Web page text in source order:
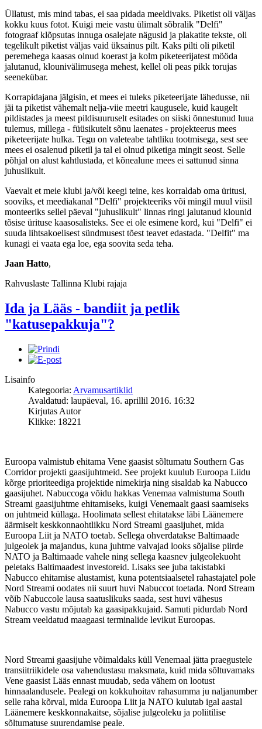
Üllatust, mis mind tabas, ei saa pidada meeldivaks. Piketist oli väljas
kokku kuus fotot. Kuigi meie vastu ülimalt sõbralik "Delfi"
fotograaf klõpsutas innuga osalejate nägusid ja plakatite tekste, oli
tegelikult piketist väljas vaid üksainus pilt. Kaks pilti oli piketil
peremehega kaasas olnud koerast ja kolm piketeerijatest mööda
jalutanud, klounivälimusega mehest, kellel oli peas pikk torujas
seenekübar.
Korrapidajana jälgisin, et mees ei tuleks piketeerijate lähedusse, nii
jäi ta piketist vähemalt nelja-viie meetri kaugusele, kuid kaugelt
pildistades ja meest pildisuuruselt esitades on siiski õnnestunud luua
tulemus, millega - füüsikutelt sõnu laenates - projekteerus mees
piketeerijate hulka. Tegu on valeteabe tahtliku tootmisega, sest see
mees ei osalenud piketil ja tal ei olnud piketiga mingit seost. Selle
põhjal on alust kahtlustada, et kõnealune mees ei sattunud sinna
juhuslikult.
Vaevalt et meie klubi ja/või keegi teine, kes korraldab oma üritusi,
sooviks, et meediakanal "Delfi" projekteeriks või mingil muul viisil
monteeriks sellel päeval "juhuslikult" linnas ringi jalutanud klounid
tõsise ürituse kaasosalisteks. See ei ole esimene kord, kui "Delfi" ei
suuda lihtsakoelisest sündmusest tõest teavet edastada. "Delfit" ma
kunagi ei vaata ega loe, ega soovita seda teha.
Jaan Hatto,
Rahvuslaste Tallinna Klubi rajaja
Ida ja Lääs - bandiit ja petlik
"katusepakkuja"?
Lisainfo
Kategooria: Arvamusartiklid
Avaldatud: laupäeval, 16. aprillil 2016. 16:32
Kirjutas Autor
Klikke: 18221
Euroopa valmistub ehitama Vene gaasist sõltumatu Southern Gas
Corridor projekti gaasijuhtmeid. See projekt kuulub Euroopa Liidu
kõrge prioriteediga projektide nimekirja ning sisaldab ka Nabucco
gaasijuhet. Nabuccoga võidu hakkas Venemaa valmistuma South
Streami gaasijuhtme ehitamiseks, kuigi Venemaalt gaasi saamiseks
on juhtmeid küllaga. Hoolimata sellest ehitatakse läbi Läänemere
äärmiselt keskkonnaohtlikku Nord Streami gaasijuhet, mida
Euroopa Liit ja NATO toetab. Sellega ohverdatakse Baltimaade
julgeolek ja majandus, kuna juhtme valvajad looks sõjalise piirde
NATO ja Baltimaade vahele ning sellega kaasnev julgeolekuoht
peletaks Baltimaadest investoreid. Lisaks see juba takistabki
Nabucco ehitamise alustamist, kuna potentsiaalsetel rahastajatel pole
Nord Streami oodates nii suurt huvi Nabuccot toetada. Nord Stream
võib Nabuccole lausa saatuslikuks saada, sest huvi vähesus
Nabucco vastu mõjutab ka gaasipakkujaid. Samuti pidurdab Nord
Stream veeldatud maagaasi terminalide levikut Euroopas.
Nord Streami gaasijuhe võimaldaks küll Venemaal jätta praegustele
transiitriikidele osa vahendustasu maksmata, kuid mida sõltuvamaks
Vene gaasist Lääs ennast muudab, seda vähem on lootust
hinnaalandusele. Pealegi on kokkuhoitav rahasumma ju naljanumber
selle raha kõrval, mida Euroopa Liit ja NATO kulutab igal aastal
Läänemere keskkonnakaitse, sõjalise julgeoleku ja poliitilise
sõltumatuse suurendamise peale.